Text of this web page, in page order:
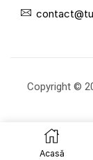
Copyright ©
Acasă